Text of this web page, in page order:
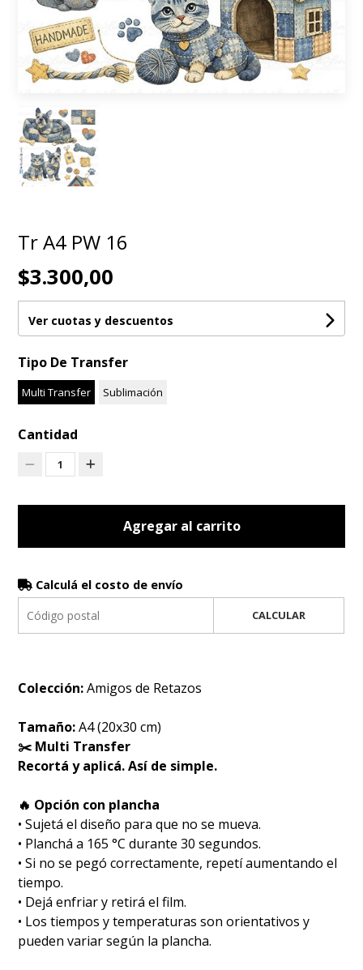
Tr A4 PW 16
$3.300,00
Ver cuotas y descuentos
Tipo De Transfer
Multi Transfer Sublimación
Cantidad
1
Agregar al carrito
Calculá el costo de envío
CALCULAR
Colección:Amigos de Retazos
Tamaño:A4 (20x30 cm)
✂️ Multi Transfer
Recortá y aplicá. Así de simple.
🔥 Opción con plancha
• Sujetá el diseño para que no se mueva.
• Planchá a 165 °C durante 30 segundos.
• Si no se pegó correctamente, repetí aumentando el
tiempo.
• Dejá enfriar y retirá el film.
• Los tiempos y temperaturas son orientativos y
pueden variar según la plancha.